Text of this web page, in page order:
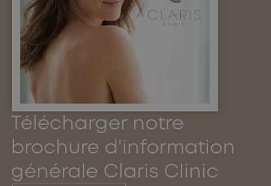
Télécharger notre
brochure d'information
générale Claris Clinic